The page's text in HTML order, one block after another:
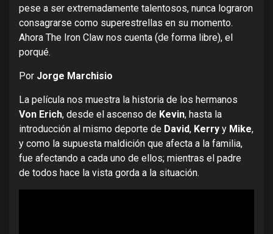
pese a ser extremadamente talentosos, nunca lograron
consagrarse como superestrellas en su momento.
Ahora The Iron Claw nos cuenta (de forma libre), el
porqué.
Por Jorge Marchisio
La película nos muestra la historia de los hermanos
Von Erich, desde el ascenso de Kevin, hasta la
introducción al mismo deporte de David, Kerry y Mike,
y como la supuesta maldición que afecta a la familia,
fue afectando a cada uno de ellos; mientras el padre
de todos hace la vista gorda a la situación.